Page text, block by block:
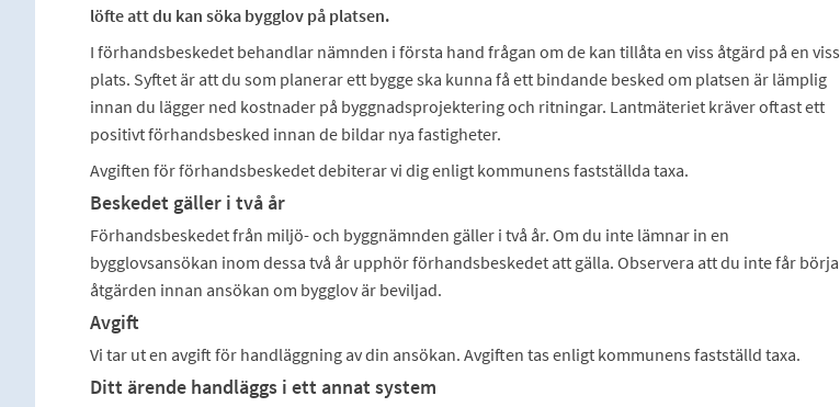
löfte att du kan söka bygglov på platsen.
I förhandsbeskedet behandlar nämnden i första hand frågan om de kan tillåta en viss åtgärd på en viss
plats. Syftet är att du som planerar ett bygge ska kunna få ett bindande besked om platsen är lämplig
innan du lägger ned kostnader på byggnadsprojektering och ritningar. Lantmäteriet kräver oftast ett
positivt förhandsbesked innan de bildar nya fastigheter.
Avgiften för förhandsbeskedet debiterar vi dig enligt kommunens fastställda taxa.
Beskedet gäller i två år
Förhandsbeskedet från miljö- och byggnämnden gäller i två år. Om du inte lämnar in en
bygglovsansökan inom dessa två år upphör förhandsbeskedet att gälla. Observera att du inte får börja
åtgärden innan ansökan om bygglov är beviljad.
Avgift
Vi tar ut en avgift för handläggning av din ansökan. Avgiften tas enligt kommunens fastställd taxa.
Ditt ärende handläggs i ett annat system